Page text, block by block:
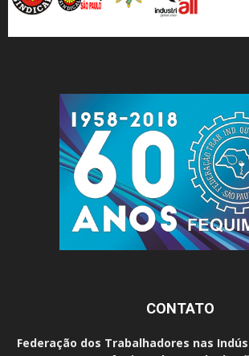
CONTATO
Federação dos Trabalhadores nas